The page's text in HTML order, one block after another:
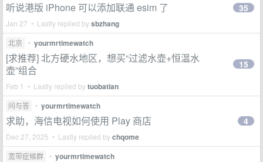
听说港版 iPhone 可以添加联通 esim 了
Jan 27 • Lastly replied bysbzhang
35
北京 • yourmrtimewatch
[求推荐] 北方硬水地区，想买“过滤水壶+恒温水
壶”组合
Feb 1 • Lastly replied bytuobatian
15
问与答 • yourmrtimewatch
求助，海信电视如何使用 Play 商店
Dec 27, 2025 • Lastly replied bychqome
4
宽带症候群 • yourmrtimewatch